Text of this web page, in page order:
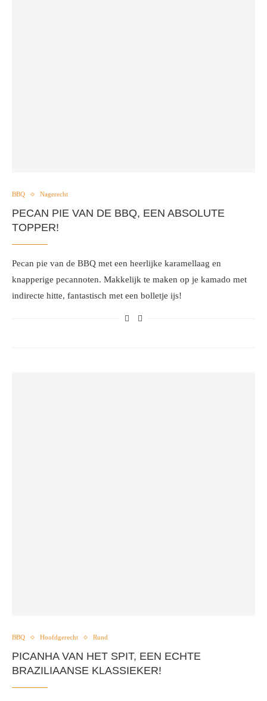
BBQ Nagerecht
PECAN PIE VAN DE BBQ, EEN ABSOLUTE
TOPPER!
Pecan pie van de BBQ met een heerlijke karamellaag en
knapperige pecannoten. Makkelijk te maken op je kamado met
indirecte hitte, fantastisch met een bolletje ijs!
BBQ Hoofdgerecht Rund
PICANHA VAN HET SPIT, EEN ECHTE
BRAZILIAANSE KLASSIEKER!